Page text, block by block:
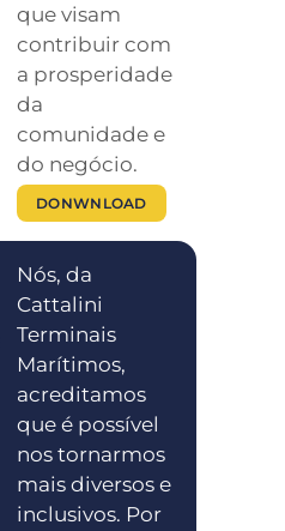
que visam
contribuir com
a prosperidade
da
comunidade e
do negócio.
DONWNLOAD
Nós, da
Cattalini
Terminais
Marítimos,
acreditamos
que é possível
nos tornarmos
mais diversos e
inclusivos. Por